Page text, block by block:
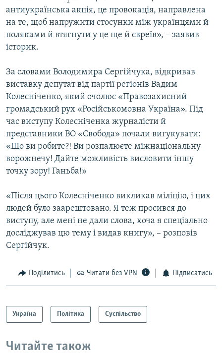
антиукраїнська акція, це провокація, направлена
на те, щоб напружити стосунки між українцями й
поляками й втягнути у це ще й євреїв», – заявив
історик.
За словами Володимира Сергійчука, відкривав
виставку депутат від партії регіонів Вадим
Колесніченко, який очолює «Правозахисний
громадський рух «Російськомовна Україна». Під
час виступу Колесніченка журналісти й
представники ВО «Свобода» почали вигукувати:
«Що ви робите?! Ви розпалюєте міжнаціональну
ворожнечу! Дайте можливість висловити іншу
точку зору! Ганьба!»
«Після цього Колесніченко викликав міліцію, і цих
людей було заарештовано. Я теж просився до
виступу, але мені не дали слова, хоча я спеціально
досліджував цю тему і видав книгу», – розповів
Сергійчук.
Поділитись Читати без VPN Підписатись
Україна Політика Суспільство
Читайте також